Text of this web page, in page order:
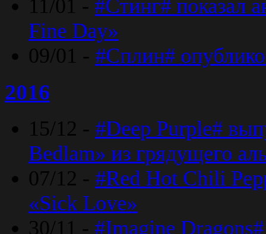
11/01 - #Стинг# показал
Fine Day»
09/01 - #Сплин#
2016
15/12 - #Deep Purple#
Bedlam» из грядущего
07/12 - #Red Hot Chili
«Sick Love»
30/11 - #Imagine